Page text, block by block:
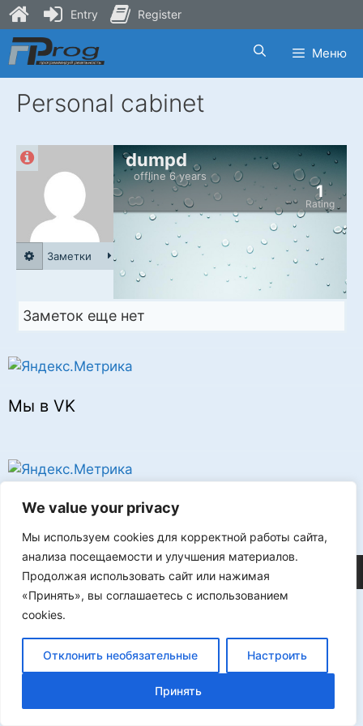
We value your privacy
Мы используем cookies для корректной работы сайта,
анализа посещаемости и улучшения материалов.
Продолжая использовать сайт или нажимая
«Принять», вы соглашаетесь с использованием
cookies.
Отклонить необязательные Настроить
Принять
Skip
to
content
Меню
Personal cabinet
dumpd
offline 6 years
Rating
1
Заметки
Заметок еще нет
Мы в VK
Реклама
©2026 FLProg
Entry Register